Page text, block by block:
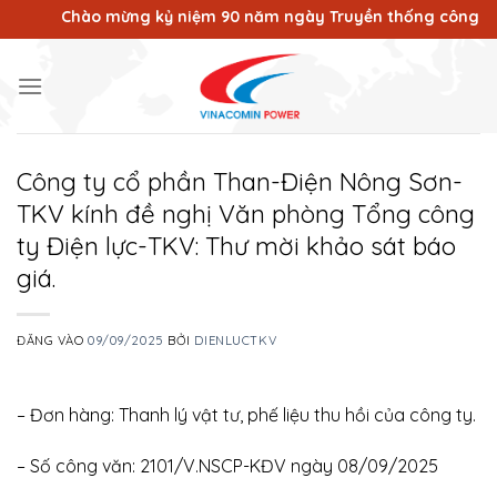
qua
dung
Chào mừng kỷ niệm 90 năm ngày Truyền thống công
Công ty cổ phần Than-Điện Nông Sơn-
TKV kính đề nghị Văn phòng Tổng công
ty Điện lực-TKV: Thư mời khảo sát báo
giá.
ĐĂNG VÀO09/09/2025 BỞI DIENLUCTKV
– Đơn hàng: Thanh lý vật tư, phế liệu thu hồi của công ty.
– Số công văn: 2101/V.NSCP-KĐV ngày 08/09/2025